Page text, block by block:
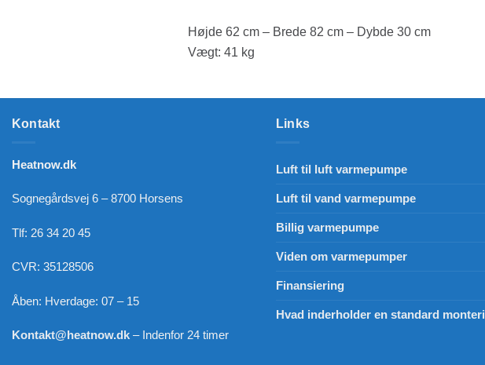
Højde 62 cm – Brede 82 cm – Dybde 30 cm
Vægt: 41 kg
Kontakt
Heatnow.dk
Sognegårdsvej 6 – 8700 Horsens
Tlf: 26 34 20 45
CVR: 35128506
Åben: Hverdage: 07 – 15
Kontakt@heatnow.dk – Indenfor 24 timer
Links
Luft til luft varmepumpe
Luft til vand varmepumpe
Billig varmepumpe
Viden om varmepumper
Finansiering
Hvad inderholder en standard